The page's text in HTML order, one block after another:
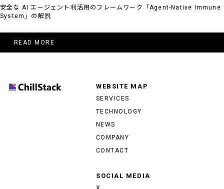
安全な AI エージェント利活用のフレームワーク「Agent-Native Immune
System」の解説
READ MORE
WEBSITE MAP
SERVICES
TECHNOLOGY
NEWS
COMPANY
CONTACT
SOCIAL MEDIA